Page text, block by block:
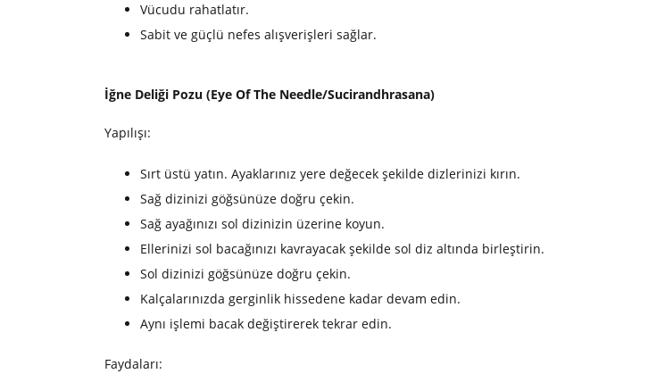
Vücudu rahatlatır.
Sabit ve güçlü nefes alışverişleri sağlar.
İğne Deliği Pozu (Eye Of The Needle/Sucirandhrasana)
Yapılışı:
Sırt üstü yatın. Ayaklarınız yere değecek şekilde dizlerinizi kırın.
Sağ dizinizi göğsünüze doğru çekin.
Sağ ayağınızı sol dizinizin üzerine koyun.
Ellerinizi sol bacağınızı kavrayacak şekilde sol diz altında birleştirin.
Sol dizinizi göğsünüze doğru çekin.
Kalçalarınızda gerginlik hissedene kadar devam edin.
Aynı işlemi bacak değiştirerek tekrar edin.
Faydaları: